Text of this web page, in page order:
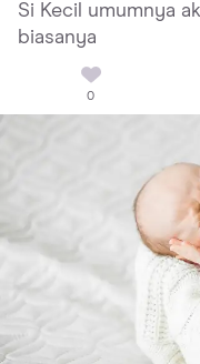
Si Kecil umumnya
biasanya
0